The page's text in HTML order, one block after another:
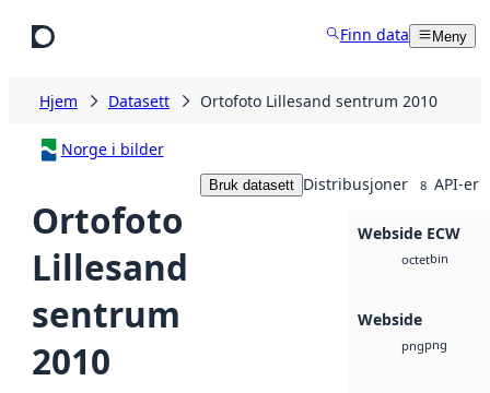
Finn data Meny
Hjem Datasett Ortofoto Lillesand sentrum 2010
Norge i bilder
Ortofoto
Lillesand
sentrum
2010
Bruk datasett Distribusjoner 8 API-er
Webside ECW
octetbin
Webside
pngpng